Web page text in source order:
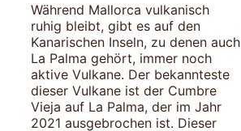
Während Mallorca vulkanisch
ruhig bleibt, gibt es auf den
Kanarischen Inseln, zu denen auch
La Palma gehört, immer noch
aktive Vulkane. Der bekannteste
dieser Vulkane ist der Cumbre
Vieja auf La Palma, der im Jahr
2021 ausgebrochen ist. Dieser